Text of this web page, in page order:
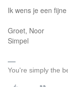
Ik wens je een
Groet, Noor
Simpel
You're simply the